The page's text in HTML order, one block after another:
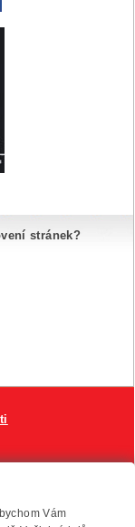
stránek?
Vám